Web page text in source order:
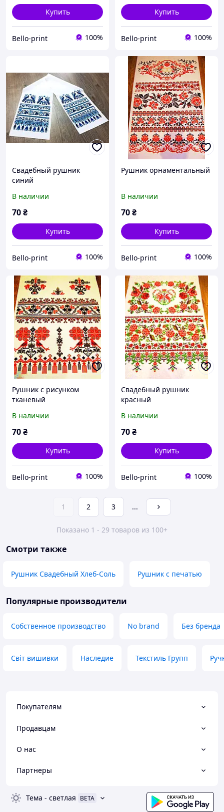
Купить
Bello-print 100%
Купить
Bello-print 100%
Свадебный рушник
синий
В наличии
70₴
Купить
Bello-print 100%
Рушник орнаментальный
В наличии
70₴
Купить
Bello-print 100%
Рушник с рисунком
тканевый
В наличии
70₴
Купить
Bello-print 100%
Свадебный рушник
красный
В наличии
70₴
Купить
Bello-print 100%
1 2 3 ...
Показано 1 - 29 товаров из 100+
Смотри также
Рушник Свадебный Хлеб-Соль Рушник с печатью
Популярные производители
Собственное производство No brand Без бренда
Світ вишивки Наследие Текстиль Групп
Покупателям
Продавцам
О нас
Партнеры
Тема - светлая BETA